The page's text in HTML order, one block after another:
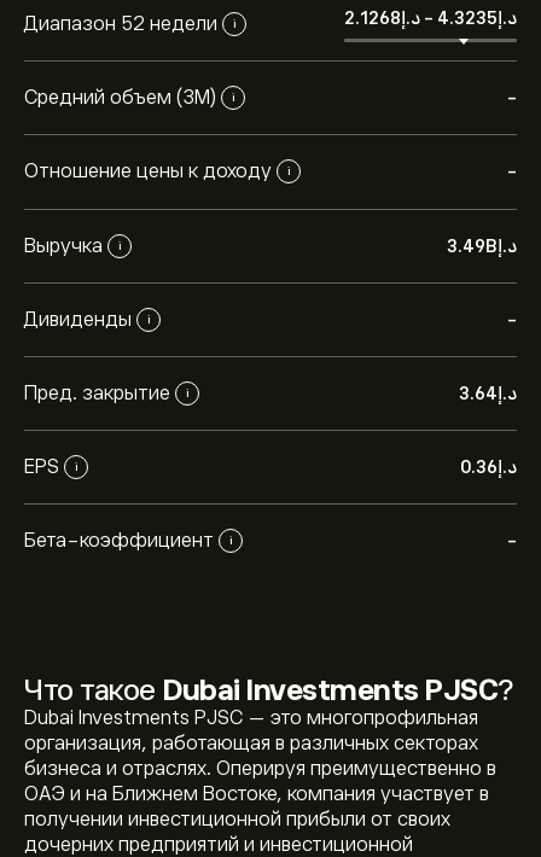
Диапазон 52 недели i -
Средний объем (3М) i -
Отношение цены к доходу i -
Выручка i
Дивиденды i -
Пред. закрытие i
EPS i
Бета-коэффициент i -
Что такое Dubai Investments PJSC?
Dubai Investments PJSC — это многопрофильная
организация, работающая в различных секторах
бизнеса и отраслях. Оперируя преимущественно в
ОАЭ и на Ближнем Востоке, компания участвует в
получении инвестиционной прибыли от своих
дочерних предприятий и инвестиционной